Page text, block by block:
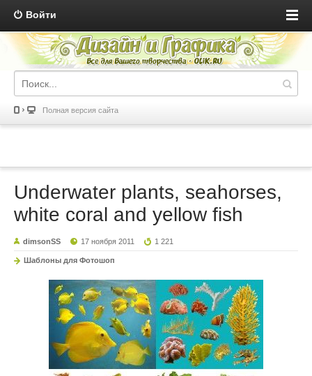
Войти
Полная версия сайта
Underwater plants, seahorses,
white coral and yellow fish
dimsonSS 17 ноября 2011 1 221
Шаблоны для Фотошоп